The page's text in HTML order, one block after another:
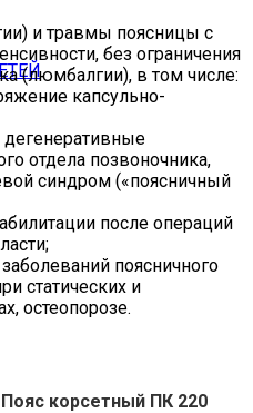
и травмы поясницы с
без ограничения
(люмбалгии), в том числе:
капсульно-
дегенеративные
отдела позвоночника,
синдром («поясничный
после операций
поясничного
статических и
остеопорозе.
Пояс корсетный ПК 220